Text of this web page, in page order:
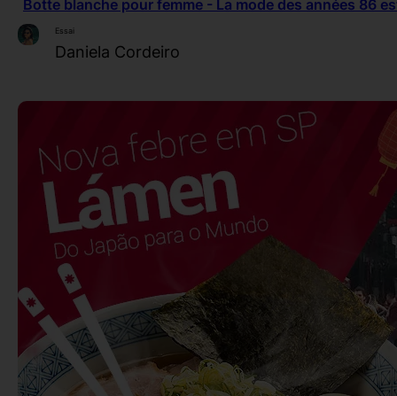
Botte blanche pour femme - La mode des années 86
Essai
Daniela Cordeiro